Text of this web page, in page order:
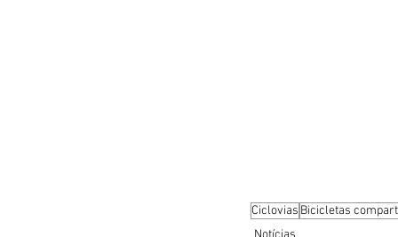
Ciclovias Bicicletas